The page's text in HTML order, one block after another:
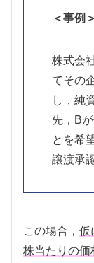
＜事例＞
株式会
てその
し，純
先，B
とを希
譲渡承
この場合， 仮
株当たりの価